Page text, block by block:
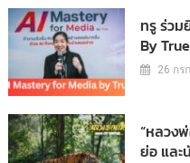
ทรู ร่วม
By
26 กร
“หลวง
ย่อ และ